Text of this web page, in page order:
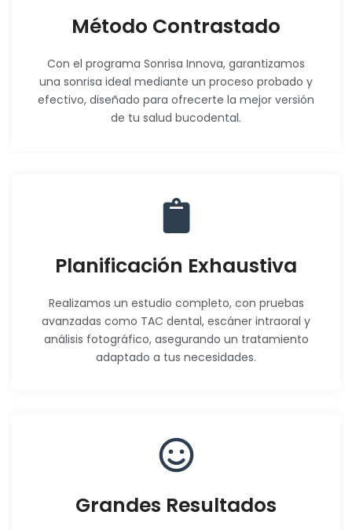
Método Contrastado
Con el programa Sonrisa Innova, garantizamos
una sonrisa ideal mediante un proceso probado y
efectivo, diseñado para ofrecerte la mejor versión
de tu salud bucodental.
Planificación Exhaustiva
Realizamos un estudio completo, con pruebas
avanzadas como TAC dental, escáner intraoral y
análisis fotográfico, asegurando un tratamiento
adaptado a tus necesidades.
Grandes Resultados